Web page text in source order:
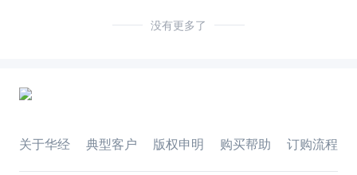
没有更多了
关于华经 典型客户 版权申明 购买帮助 订购流程